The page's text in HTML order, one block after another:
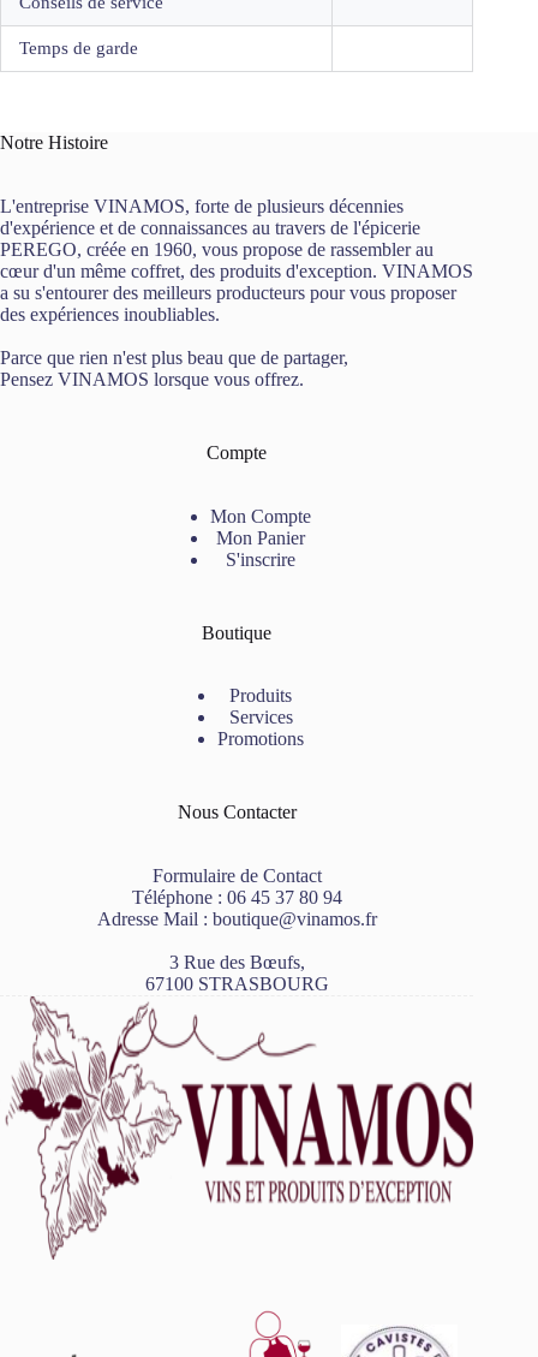
Temps de garde
Notre Histoire
L'entreprise VINAMOS, forte de plusieurs décennies
d'expérience et de connaissances au travers de l'épicerie
PEREGO, créée en 1960, vous propose de rassembler au
cœur d'un même coffret, des produits d'exception. VINAMOS
a su s'entourer des meilleurs producteurs pour vous proposer
des expériences inoubliables.
Parce que rien n'est plus beau que de partager,
Pensez VINAMOS lorsque vous offrez.
Compte
Mon Compte
Mon Panier
S'inscrire
Boutique
Produits
Services
Promotions
Nous Contacter
Formulaire de Contact
Téléphone : 06 45 37 80 94
Adresse Mail : boutique@vinamos.fr
3 Rue des Bœufs,
67100 STRASBOURG